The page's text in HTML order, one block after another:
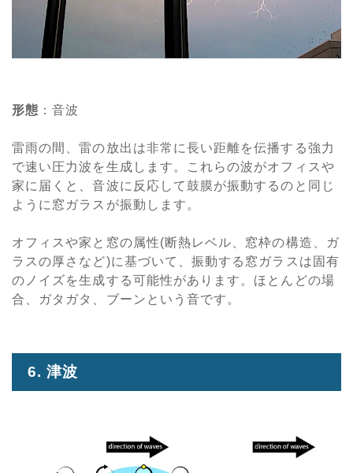
形態 ：音波
雷雨の間、雷の放出は非常に長い距離を伝播する強力
で速い圧力波を生成します。これらの波がオフィスや
家に届くと、音波に反応して鼓膜が振動するのと同じ
ように窓ガラスが振動します。
オフィスや家と窓の属性(断熱レベル、窓枠の構造、ガ
ラスの厚さなど)に基づいて、振動する窓ガラスは固有
のノイズを生成する可能性があります。ほとんどの場
合、ガタガタ、ブーンという音です。
6. 津波